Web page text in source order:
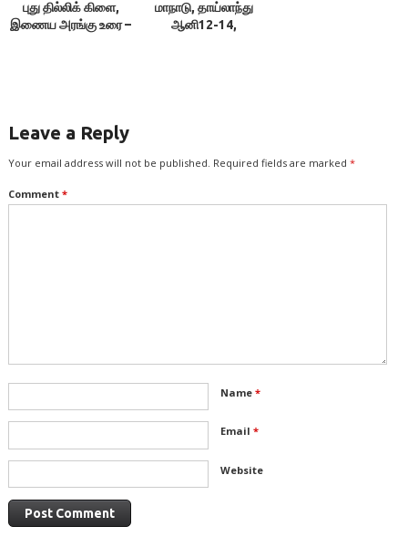
புது தில்லிக் கிளை,
இணைய அரங்கு உரை –
மாநாடு, தாய்லாந்து
ஆனி12-14,
Leave a Reply
Your email address will not be published. Required fields are marked *
Comment *
Name *
Email *
Website